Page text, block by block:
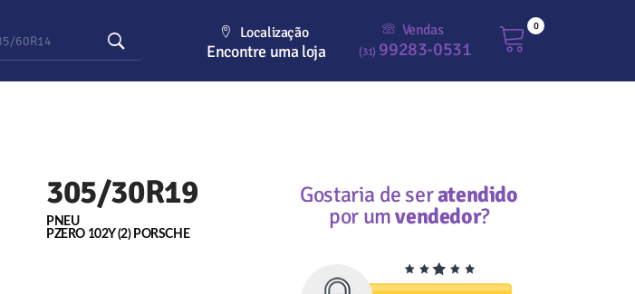
Localização
Encontre uma loja
Vendas
(31) 99283-0531
0
305/30R19
PNEU
PZERO 102Y (2) PORSCHE
Gostaria de seratendido
por umvendedor?